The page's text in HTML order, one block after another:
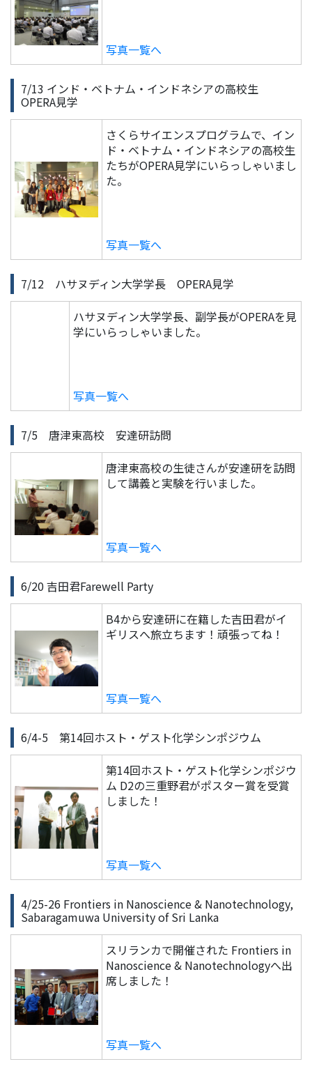
写真一覧へ
7/13 インド・ベトナム・インドネシアの高校生
OPERA見学
さくらサイエンスプログラムで、イン
ド・ベトナム・インドネシアの高校生
たちがOPERA見学にいらっしゃいまし
た。
写真一覧へ
7/12 ハサヌディン大学学長 OPERA見学
ハサヌディン大学学長、副学長がOPERAを見
学にいらっしゃいました。
写真一覧へ
7/5 唐津東高校 安達研訪問
唐津東高校の生徒さんが安達研を訪問
して講義と実験を行いました。
写真一覧へ
6/20 吉田君Farewell Party
B4から安達研に在籍した吉田君がイ
ギリスへ旅立ちます！頑張ってね！
写真一覧へ
6/4-5 第14回ホスト・ゲスト化学シンポジウム
第14回ホスト・ゲスト化学シンポジウ
ム D2の三重野君がポスター賞を受賞
しました！
写真一覧へ
4/25-26 Frontiers in Nanoscience & Nanotechnology,
Sabaragamuwa University of Sri Lanka
スリランカで開催された Frontiers in
Nanoscience & Nanotechnologyへ出
席しました！
写真一覧へ